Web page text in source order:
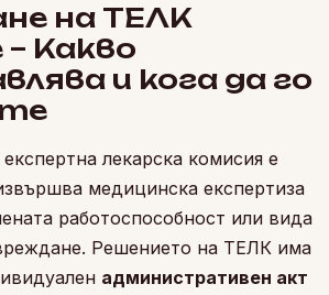
на ТЕЛК
Какво
и кога да го
лекарска комисия е
медицинска експертиза
работоспособност или вида
Решението на ТЕЛК има
административен акт